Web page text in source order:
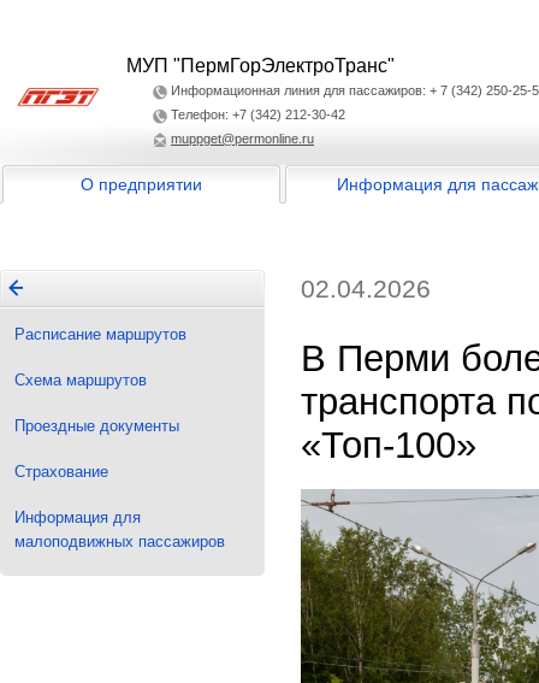
МУП "ПермГорЭлектроТранс"
Информационная линия для пассажиров: + 7 (342) 250-25-
Телефон: +7 (342) 212-30-42
muppget@permonline.ru
О предприятии Информация для
Расписание маршрутов
Схема маршрутов
Проездные документы
Страхование
Информация для
малоподвижных пассажиров
02.04.2026
В Перми
транспорта
«Топ-100»